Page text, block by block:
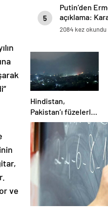
ve
5
Putin’den
açıklama:
Azerbaycan’ın
2084 kez okundu
Hindistan,
Pakistan’ı füzelerle
vurdu